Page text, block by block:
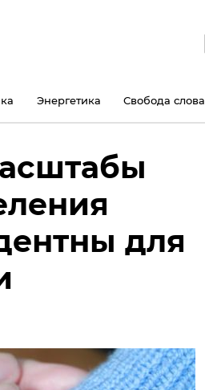
Энергетика Свобода слова
для